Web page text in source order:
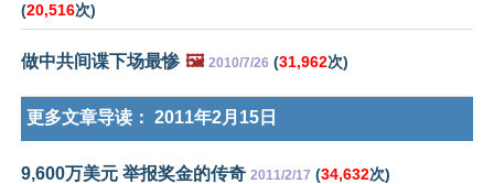
(20,516次)
做中共间谍下场最惨 🖼️ 2010/7/26 (31,962次)
更多文章导读： 2011年2月15日
9,600万美元 举报奖金的传奇 2011/2/17 (34,632次)